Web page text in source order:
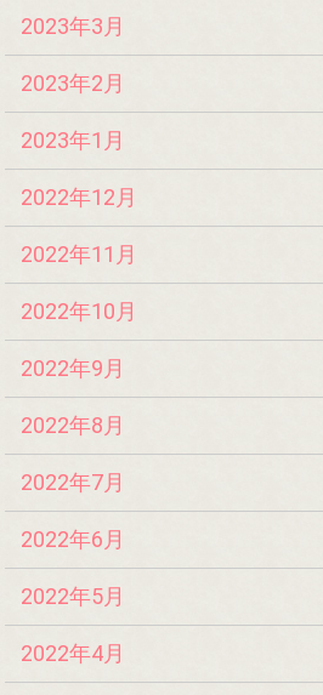
2023年3月
2023年2月
2023年1月
2022年12月
2022年11月
2022年10月
2022年9月
2022年8月
2022年7月
2022年6月
2022年5月
2022年4月